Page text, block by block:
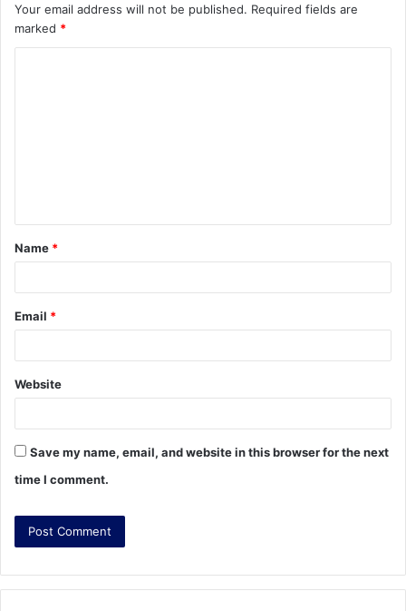
Your email address will not be published. Required fields are
marked *
t
*
Name *
Email *
Website
Save my name, email, and website in this browser for the next
time I comment.